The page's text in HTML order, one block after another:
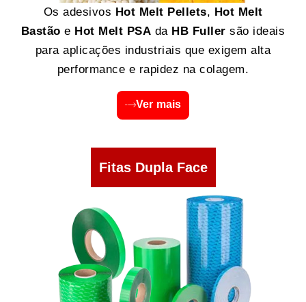
Os adesivos Hot Melt Pellets, Hot Melt
Bastão e Hot Melt PSA da HB Fuller são ideais
para aplicações industriais que exigem alta
performance e rapidez na colagem.
Ver mais
Fitas Dupla Face